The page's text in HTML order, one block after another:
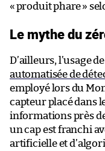
«produit phare»
Le mythe du
D’ailleurs, l’usage de
automatisée de
employé lors du
capteur placé dans
informations près
un cap est franchi
artificielle et